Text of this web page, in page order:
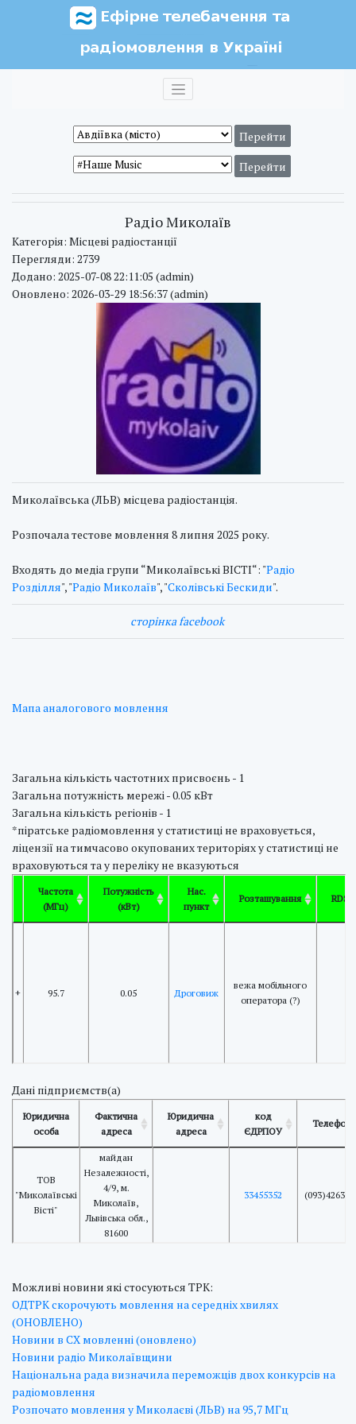
Радіо Миколаїв
Категорія: Місцеві радіостанції
Перегляди: 2739
Додано: 2025-07-08 22:11:05 (admin)
Оновлено: 2026-03-29 18:56:37 (admin)
Миколаївська (ЛЬВ) місцева радіостанція.
Розпочала тестове мовлення 8 липня 2025 року.
Входять до медіа групи “Миколаївські ВІСТІ“: "Радіо
Розділля", "Радіо Миколаїв", "Сколівські Бескиди".
сторінка facebook
Мапа аналогового мовлення
Загальна кількість частотних присвоєнь - 1
Загальна потужність мережі - 0.05 кВт
Загальна кількість регіонів - 1
*піратське радіомовлення у статистиці не враховується,
ліцензії на тимчасово окупованих територіях у статистиці не
враховуються та у переліку не вказуються
Частота
(МГц)
Потужність
(кВт)
Нас.
пункт
Розташування RDS
+ 95.7 0.05 Дроговиж
вежа мобільного
оператора (?)
Дані підприємств(а)
Юридична
особа
Фактична
адреса
Юридична
адреса
код
ЄДРПОУ
Телефон
ТОВ
"Миколаївські
Вісті"
майдан
Незалежності,
4/9, м.
Миколаїв,
Львівська обл.,
81600
33455352
Можливі новини які стосуються ТРК:
ОДТРК скорочують мовлення на середніх хвилях
(ОНОВЛЕНО)
Новини в СХ мовленні (оновлено)
Новини радіо Миколаївщини
Національна рада визначила переможців двох конкурсів на
радіомовлення
Розпочато мовлення у Миколаєві (ЛЬВ) на 95,7 МГц